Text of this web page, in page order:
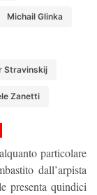
Michail Glinka
Stravinskij
Zanetti
particolare
dall’arpista
presenta quindici